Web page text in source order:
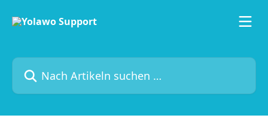
Nach Artikeln suchen …